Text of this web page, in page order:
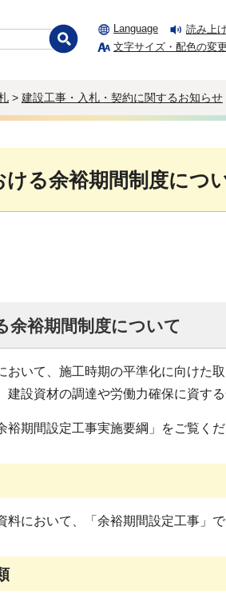
Language
読み上
文字サイズ・配色の変更
> 建設工事・入札・契約に関するお知らせ
ける余裕期間制度につ
余裕期間制度について
おいて、施工時期の平準化に向けた
建設資材の調達や労働力確保に資す
裕期間設定工事実施要綱」をご覧くだ
料において、「余裕期間設定工事」